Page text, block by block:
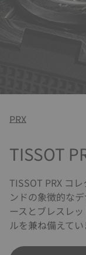
PRX
TISSOT
TISSOT PRX コ
ンドの象徴的な
ースとブレスレ
ルを兼ね備えてい